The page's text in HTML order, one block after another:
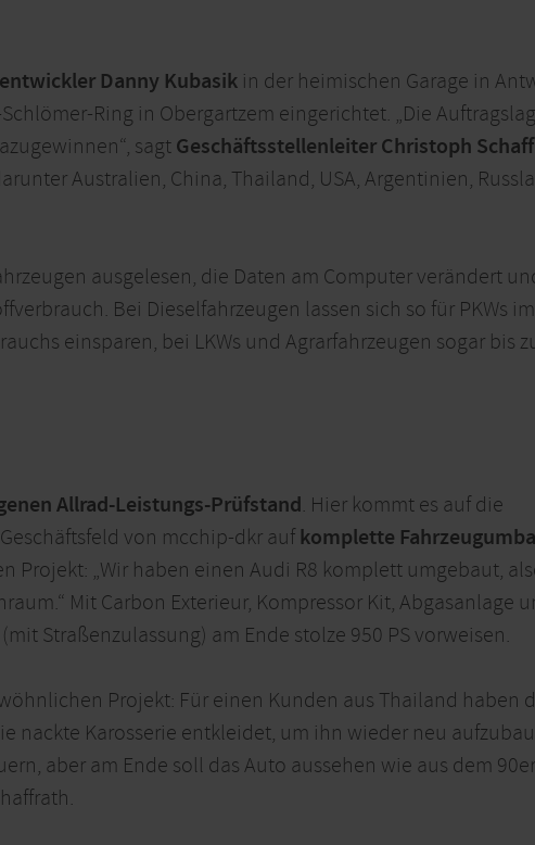
Danny Kubasik in der heimischen Garage in
Ring in Obergartzem eingerichtet. „Die
sagt Geschäftsstellenleiter Christoph
Australien, China, Thailand, USA, Argentinien,
ausgelesen, die Daten am Computer verändert
Bei Dieselfahrzeugen lassen sich so für PKWs im
einsparen, bei LKWs und Agrarfahrzeugen sogar bis
Allrad-Leistungs-Prüfstand. Hier kommt es auf die
von mcchip-dkr auf komplette
Projekt: „Wir haben einen Audi R8 komplett umgebaut,
Mit Carbon Exterieur, Kompressor Kit, Abgasanlage
Straßenzulassung) am Ende stolze 950 PS vorweisen.
Projekt: Für einen Kunden aus Thailand haben
nackte Karosserie entkleidet, um ihn wieder neu
aber am Ende soll das Auto aussehen wie aus dem